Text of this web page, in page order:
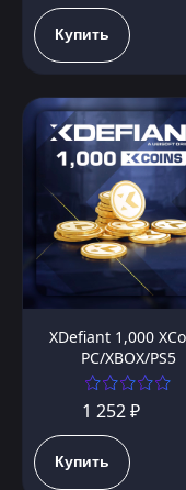
Купить
XDefiant 1,000
PC/XBOX/PS5
1 252 ₽
Купить